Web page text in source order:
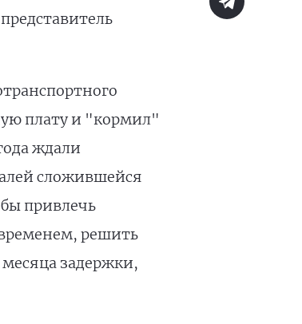
плату и "кормил"
ждали
сложившейся
привлечь
решить
задержки,